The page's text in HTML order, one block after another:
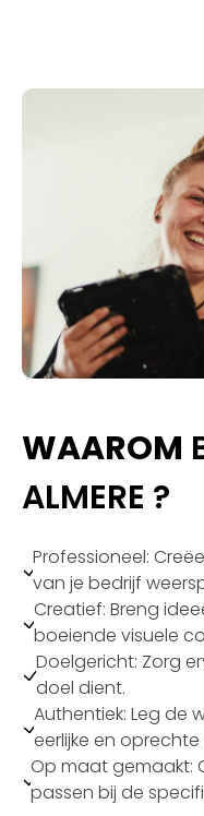
WAAROM
ALMERE ?
Professioneel:
van je bedrijf
Creatief: Breng
boeiende visuele
Doelgericht: Zorg
doel dient.
Authentiek: Leg de
eerlijke en
Op maat gemaakt:
passen bij de